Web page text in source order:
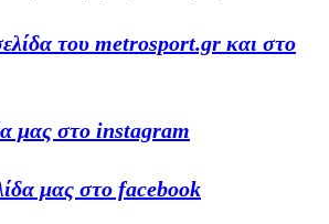
του metrosport.gr και στο
μας στο instagram
μας στο facebook